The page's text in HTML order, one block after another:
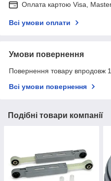
Оплата картою Visa,
Всі умови оплати
Умови повернення
Повернення товару впродовж
Всі умови повернення
Подібні товари компанії